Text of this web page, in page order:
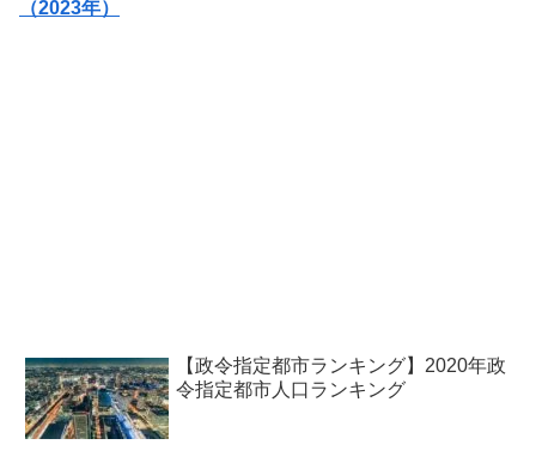
（2023年）
【政令指定都市ランキング】2020年政
令指定都市人口ランキング